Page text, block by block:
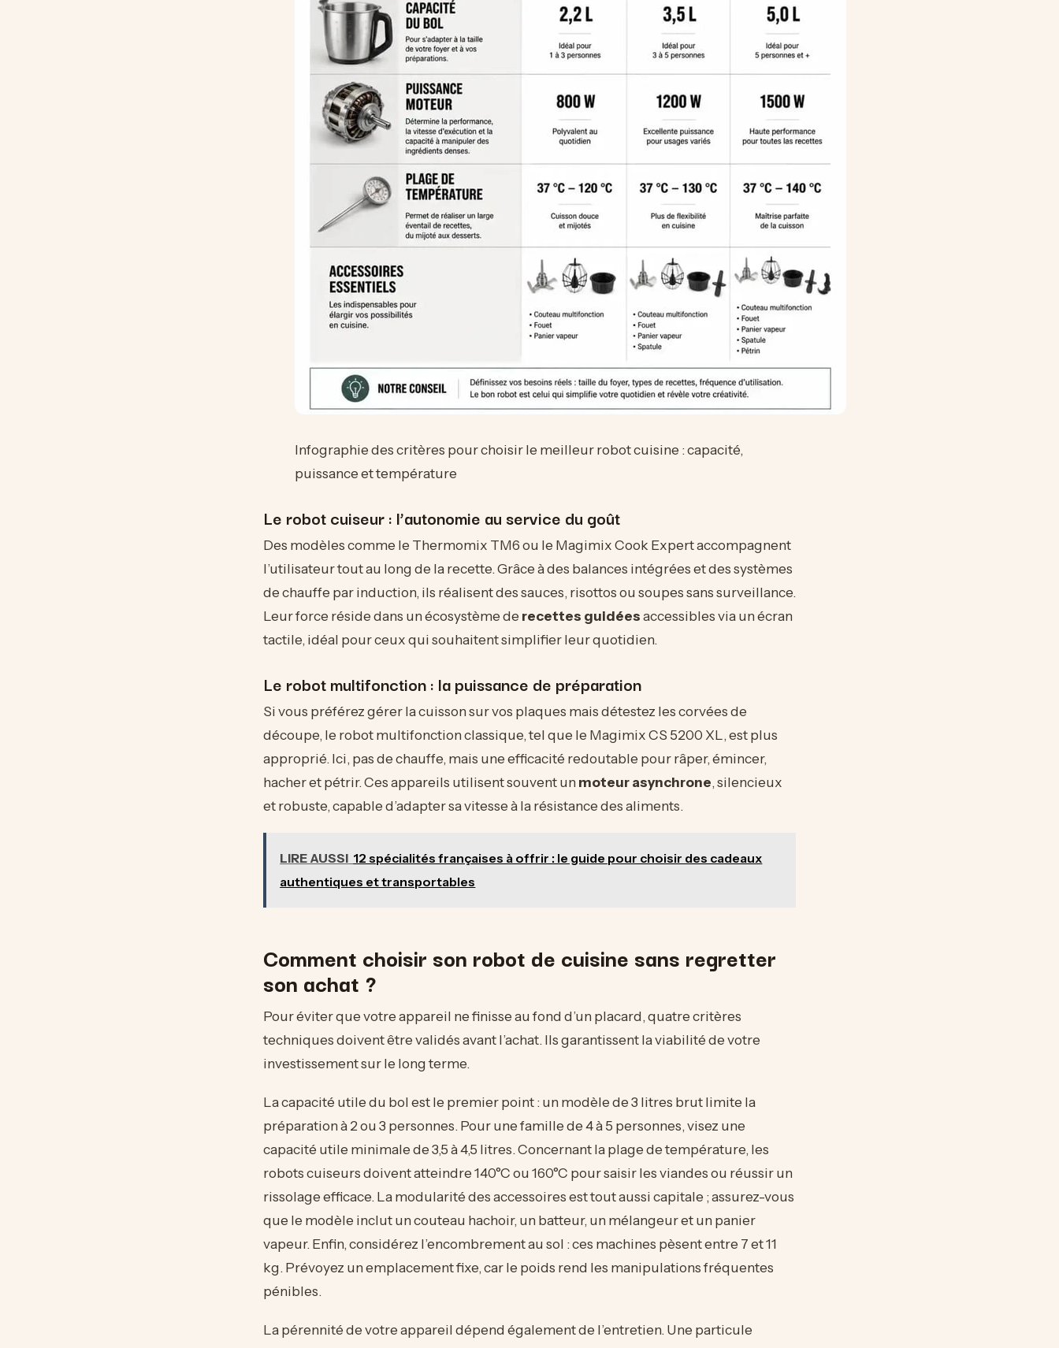
Infographie des critères pour choisir le meilleur robot cuisine : capacité,
puissance et température
Le robot cuiseur : l’autonomie au service du goût
Des modèles comme le Thermomix TM6 ou le Magimix Cook Expert accompagnent
l’utilisateur tout au long de la recette. Grâce à des balances intégrées et des systèmes
de chauffe par induction, ils réalisent des sauces, risottos ou soupes sans surveillance.
Leur force réside dans un écosystème de recettes guidéesaccessibles via un écran
tactile, idéal pour ceux qui souhaitent simplifier leur quotidien.
Le robot multifonction : la puissance de préparation
Si vous préférez gérer la cuisson sur vos plaques mais détestez les corvées de
découpe, le robot multifonction classique, tel que le Magimix CS 5200 XL, est plus
approprié. Ici, pas de chauffe, mais une efficacité redoutable pour râper, émincer,
hacher et pétrir. Ces appareils utilisent souvent un moteur asynchrone, silencieux
et robuste, capable d’adapter sa vitesse à la résistance des aliments.
LIRE AUSSI 12 spécialités françaises à offrir : le guide pour choisir des cadeaux
authentiques et transportables
Comment choisir son robot de cuisine sans regretter
son achat ?
Pour éviter que votre appareil ne finisse au fond d’un placard, quatre critères
techniques doivent être validés avant l’achat. Ils garantissent la viabilité de votre
investissement sur le long terme.
La capacité utile du bol est le premier point : un modèle de 3 litres brut limite la
préparation à 2 ou 3 personnes. Pour une famille de 4 à 5 personnes, visez une
capacité utile minimale de 3,5 à 4,5 litres. Concernant la plage de température, les
robots cuiseurs doivent atteindre 140°C ou 160°C pour saisir les viandes ou réussir un
rissolage efficace. La modularité des accessoires est tout aussi capitale ; assurez-vous
que le modèle inclut un couteau hachoir, un batteur, un mélangeur et un panier
vapeur. Enfin, considérez l’encombrement au sol : ces machines pèsent entre 7 et 11
kg. Prévoyez un emplacement fixe, car le poids rend les manipulations fréquentes
pénibles.
La pérennité de votre appareil dépend également de l’entretien. Une particule